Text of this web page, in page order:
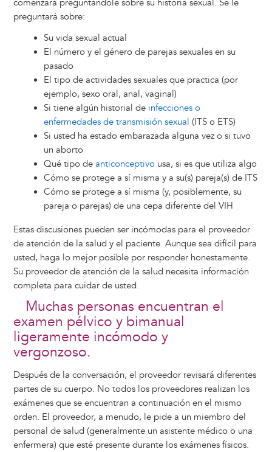
comenzará preguntándole sobre su historia sexual. Se le
preguntará sobre:
Su vida sexual actual
El número y el género de parejas sexuales en su
pasado
El tipo de actividades sexuales que practica (por
ejemplo, sexo oral, anal, vaginal)
Si tiene algún historial de infecciones o
enfermedades de transmisión sexual (ITS o ETS)
Si usted ha estado embarazada alguna vez o si tuvo
un aborto
Qué tipo de anticonceptivousa, si es que utiliza algo
Cómo se protege a sí misma y a su(s) pareja(s) de ITS
Cómo se protege a sí misma (y, posiblemente, su
pareja o parejas) de una cepa diferente del VIH
Estas discusiones pueden ser incómodas para el proveedor
de atención de la salud y el paciente. Aunque sea difícil para
usted, haga lo mejor posible por responder honestamente.
Su proveedor de atención de la salud necesita información
completa para cuidar de usted.
Muchas personas encuentran el
examen pélvico y bimanual
ligeramente incómodo y
vergonzoso.
Después de la conversación, el proveedor revisará diferentes
partes de su cuerpo. No todos los proveedores realizan los
exámenes que se encuentran a continuación en el mismo
orden. El proveedor, a menudo, le pide a un miembro del
personal de salud (generalmente un asistente médico o una
enfermera) que esté presente durante los exámenes físicos.